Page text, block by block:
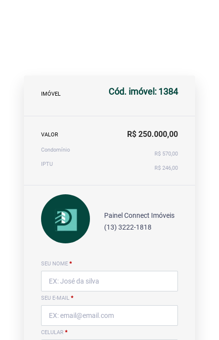
IMÓVEL Cód. imóvel: 1384
VALOR R$ 250.000,00
Condomínio
R$ 570,00
IPTU
R$ 246,00
Painel Connect Imóveis
(13) 3222-1818
SEU NOME *
SEU E-MAIL *
CELULAR *